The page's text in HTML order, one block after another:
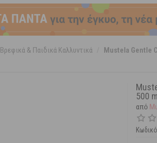
Βρεφικά & Παιδικά Καλλυντικά
Mustela Gentle
500 ml
από